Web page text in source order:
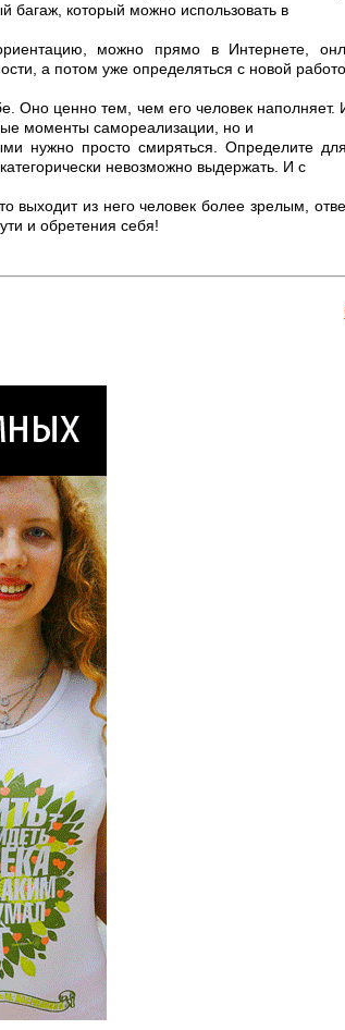
который можно использовать в
можно прямо в Интернете,
а потом уже определяться с новой
Оно ценно тем, чем его человек наполняет.
моменты самореализации, но и
нужно просто смиряться. Определите
невозможно выдержать. И с
выходит из него человек более зрелым,
и обретения себя!